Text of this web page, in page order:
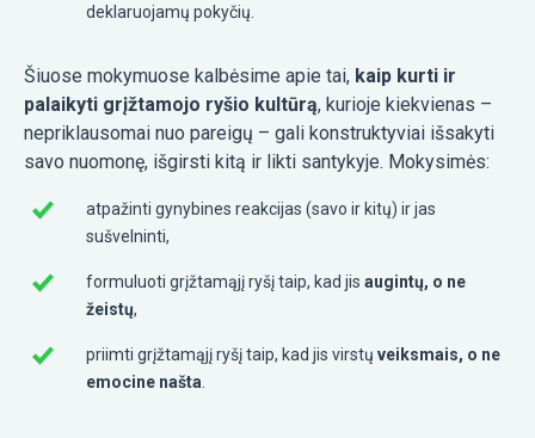
deklaruojamų pokyčių.
Šiuose mokymuose kalbėsime apie tai, kaip kurti ir
palaikyti grįžtamojo ryšio kultūrą, kurioje kiekvienas –
nepriklausomai nuo pareigų – gali konstruktyviai išsakyti
savo nuomonę, išgirsti kitą ir likti santykyje. Mokysimės:
atpažinti gynybines reakcijas (savo ir kitų) ir jas
sušvelninti,
formuluoti grįžtamąjį ryšį taip, kad jis augintų, o ne
žeistų,
priimti grįžtamąjį ryšį taip, kad jis virstų veiksmais, o ne
emocine našta